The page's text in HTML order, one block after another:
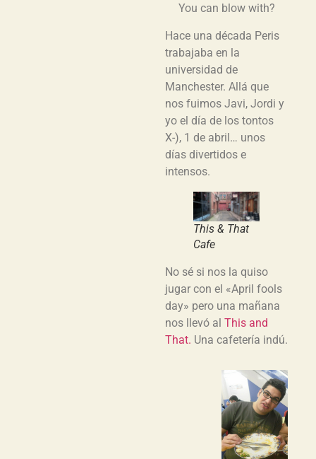
You can blow with?
Hace una década Peris
trabajaba en la
universidad de
Manchester. Allá que
nos fuimos Javi, Jordi y
yo el día de los tontos
X-), 1 de abril… unos
días divertidos e
intensos.
This & That
Cafe
No sé si nos la quiso
jugar con el «April fools
day» pero una mañana
nos llevó al This and
That. Una cafetería indú.